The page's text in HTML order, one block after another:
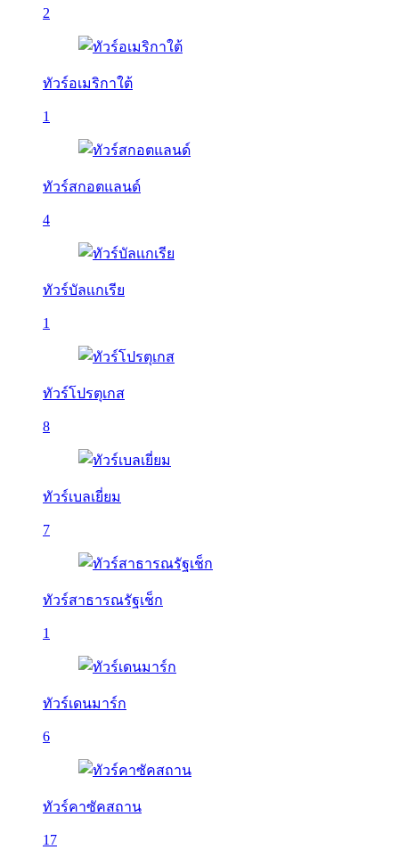
2
ทัวร์อเมริกาใต้
1
ทัวร์สกอตแลนด์
4
ทัวร์บัลเเกเรีย
1
ทัวร์โปรตุเกส
8
ทัวร์เบลเยี่ยม
7
ทัวร์สาธารณรัฐเช็ก
1
ทัวร์เดนมาร์ก
6
ทัวร์คาซัคสถาน
17